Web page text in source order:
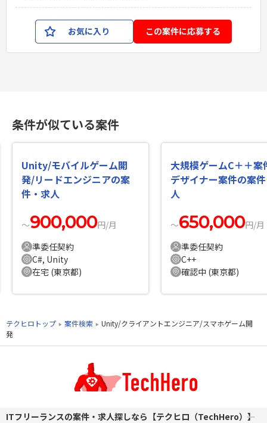
お気に入り この案件に応募する
条件が似ている案件
Unity/モバイルゲーム開
発/リードエンジニアの案
件・求人
〜900,000円/月
準委任契約
C#, Unity
在宅 (東京都)
大規模ゲームC＋＋案
デザイナー案件の案
人
〜650,000円/月
準委任契約
C++
確認中 (東京都)
テクヒロトップ 案件検索
Unity/クライアントエンジニア/スマホゲーム開
発
ITフリーランスの案件・求人探しなら【テクヒロ（TechHero）】